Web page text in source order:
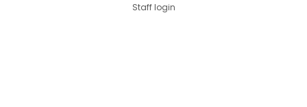
Staff login